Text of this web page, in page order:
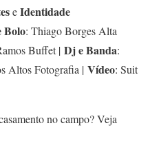
eIdentidade
Bolo: Thiago Borges Alta
Buffet | Dj e Banda:
Altos Fotografia | Vídeo: Suit
no campo? Veja